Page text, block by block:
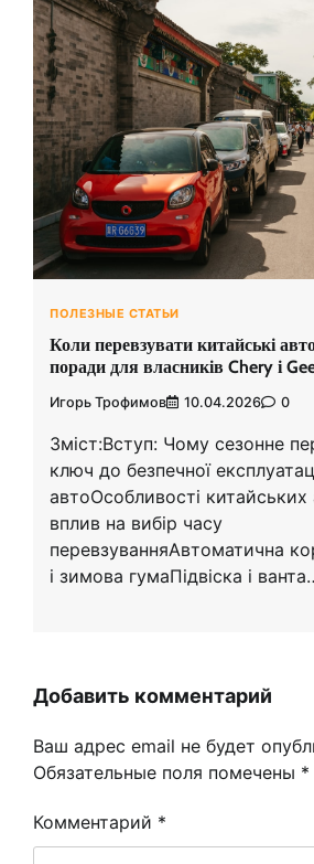
ПОЛЕЗНЫЕ СТАТЬИ
Коли перевзувати китайські
поради для власників Chery і
Игорь Трофимов 10.04.2026 0
Зміст:Вступ: Чому сезонне
ключ до безпечної
автоОсобливості китайських
вплив на вибір часу
перевзуванняАвтоматична
і зимова гумаПідвіска і
Добавить комментарий
Ваш адрес email не будет
Обязательные поля помечены *
Комментарий *